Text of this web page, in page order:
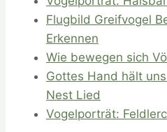
Flugbild Greifvogel
Erkennen
Wie bewegen sich
Gottes Hand hält
Nest Lied
Vogelporträt: